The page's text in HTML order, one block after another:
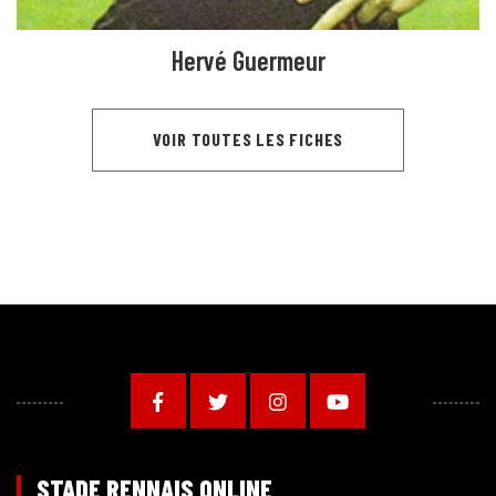
Hervé Guermeur
VOIR TOUTES LES FICHES
STADE RENNAIS ONLINE